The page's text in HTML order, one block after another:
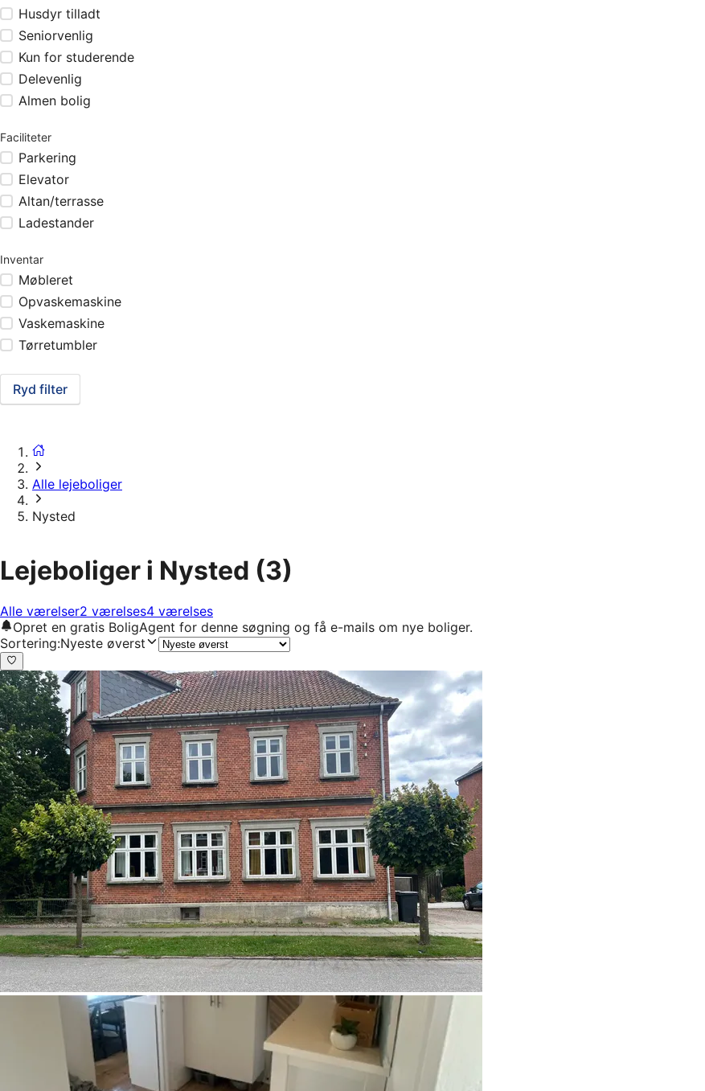
Husdyr tilladt
Seniorvenlig
Kun for studerende
Delevenlig
Almen bolig
Faciliteter
Parkering
Elevator
Altan/terrasse
Ladestander
Inventar
Møbleret
Opvaskemaskine
Vaskemaskine
Tørretumbler
Ryd filter
Alle lejeboliger
Nysted
Lejeboliger i Nysted (3)
Alle værelser2 værelses4 værelses
Opret en gratis BoligAgent for denne søgning og få e-mails om nye boliger.
Sortering:Nyeste øverst